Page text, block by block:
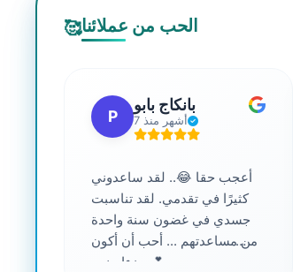
🥰الحب من عملائنا
P
بانكاج بابو
7 أشهر منذ
أعجب حقا 😂.. لقد ساعدوني
كثيرًا في تقدمي. لقد تناسبت
جسدي في غضون سنة واحدة
من مساعدتهم ... أحب أن أكون
جزءا منهم 💕